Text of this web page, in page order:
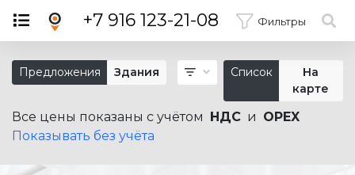
+7 916 123-21-08 Фильтры
×
Предложения Здания Список
На
карте
Все цены показаны с учётом НДС и OPEX
Показывать без учёта